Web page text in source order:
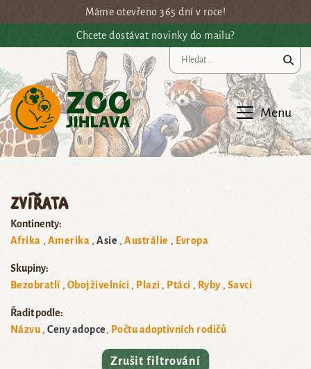
Přejít na hlavní obsahMáme otevřeno 365 dní v roce!
Chcete dostávat novinky do mailu?
Menu
Zvířata
Kontinenty:
Afrika
Amerika Asie Austrálie Evropa
Skupiny:
Bezobratlí
Obojživelníci Plazi Ptáci Ryby Savci
Řadit podle:
Názvu
Ceny adopce Počtu adoptivních rodičů
Zrušit filtrování